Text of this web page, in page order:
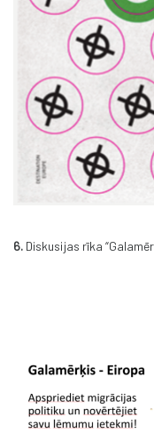
6. Diskusijas rīka